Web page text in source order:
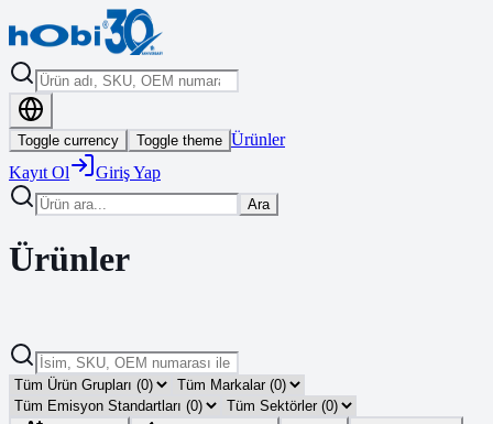
Toggle currency Toggle theme Ürünler
Kayıt Ol
Giriş Yap
Ara
Ürünler